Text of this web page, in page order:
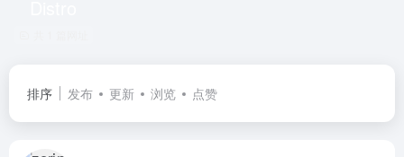
排序 发布 更新 浏览 点赞